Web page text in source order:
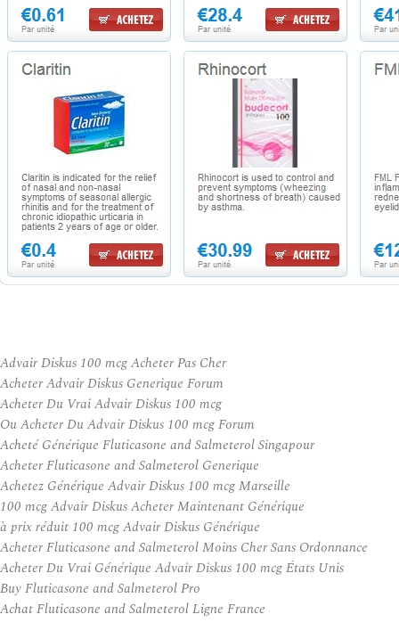
Advair Diskus 100 mcg Acheter Pas Cher
Acheter Advair Diskus Generique Forum
Acheter Du Vrai Advair Diskus 100 mcg
Ou Acheter Du Advair Diskus 100 mcg Forum
Acheté Générique Fluticasone and Salmeterol Singapour
Acheter Fluticasone and Salmeterol Generique
Achetez Générique Advair Diskus 100 mcg Marseille
100 mcg Advair Diskus Acheter Maintenant Générique
à prix réduit 100 mcg Advair Diskus Générique
Acheter Fluticasone and Salmeterol Moins Cher Sans Ordonnance
Acheter Du Vrai Générique Advair Diskus 100 mcg États Unis
Buy Fluticasone and Salmeterol Pro
Achat Fluticasone and Salmeterol Ligne France